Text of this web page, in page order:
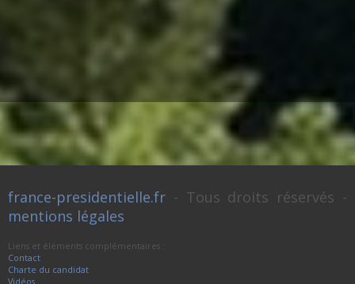
france-presidentielle.fr - Tous droits réservés -
mentions légales
Liens et éléments complémentaires :
Contact
Charte du candidat
Vidéos